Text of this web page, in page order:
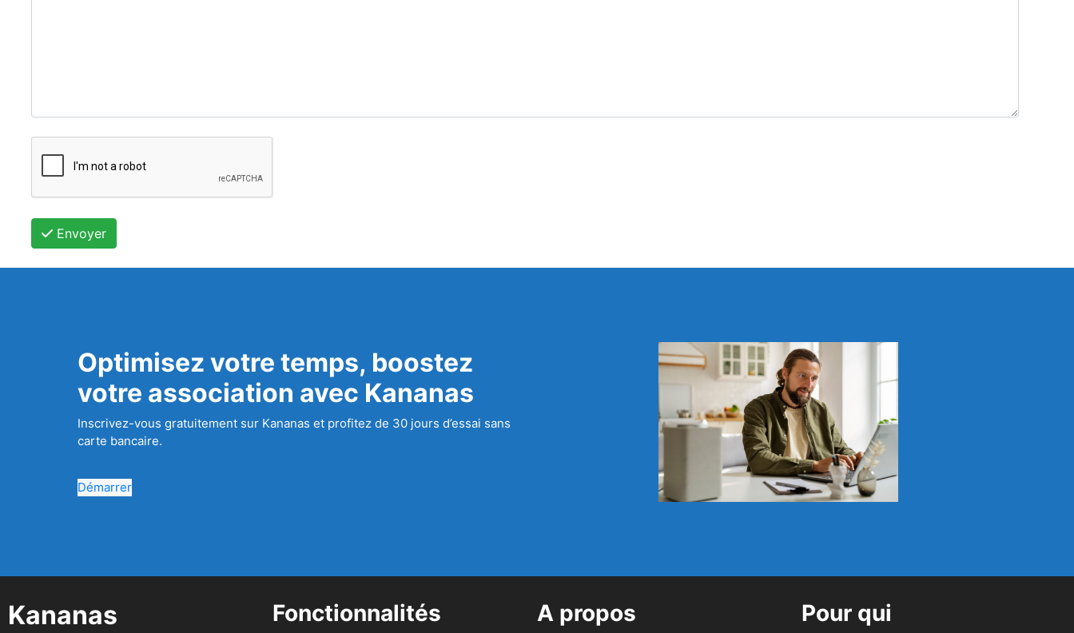
Envoyer
Optimisez votre temps, boostez
votre association avec Kananas
Inscrivez-vous gratuitement sur Kananas et profitez de 30 jours d’essai sans
carte bancaire.
Démarrer
Kananas Fonctionnalités A propos Pour qui